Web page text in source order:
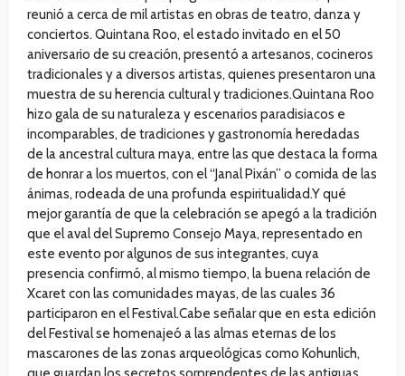
reunió a cerca de mil artistas en obras de teatro, danza y
conciertos. Quintana Roo, el estado invitado en el 50
aniversario de su creación, presentó a artesanos, cocineros
tradicionales y a diversos artistas, quienes presentaron una
muestra de su herencia cultural y tradiciones.Quintana Roo
hizo gala de su naturaleza y escenarios paradisiacos e
incomparables, de tradiciones y gastronomía heredadas
de la ancestral cultura maya, entre las que destaca la forma
de honrar a los muertos, con el “Janal Pixán” o comida de las
ánimas, rodeada de una profunda espiritualidad.Y qué
mejor garantía de que la celebración se apegó a la tradición
que el aval del Supremo Consejo Maya, representado en
este evento por algunos de sus integrantes, cuya
presencia confirmó, al mismo tiempo, la buena relación de
Xcaret con las comunidades mayas, de las cuales 36
participaron en el Festival.Cabe señalar que en esta edición
del Festival se homenajeó a las almas eternas de los
mascarones de las zonas arqueológicas como Kohunlich,